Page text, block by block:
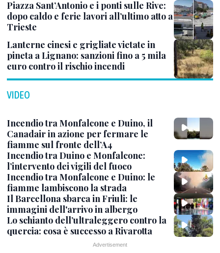
Piazza Sant’Antonio e i ponti sulle Rive:
dopo caldo e ferie lavori all’ultimo atto a
Trieste
Lanterne cinesi e grigliate vietate in
pineta a Lignano: sanzioni fino a 5 mila
euro contro il rischio incendi
VIDEO
Incendio tra Monfalcone e Duino, il
Canadair in azione per fermare le
fiamme sul fronte dell’A4
Incendio tra Duino e Monfalcone:
l’intervento dei vigili del fuoco
Incendio tra Monfalcone e Duino: le
fiamme lambiscono la strada
Il Barcellona sbarca in Friuli: le
immagini dell'arrivo in albergo
Lo schianto dell’ultraleggero contro la
quercia: cosa è successo a Rivarotta